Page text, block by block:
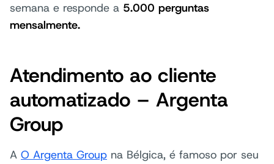
semana e responde a 5.000 perguntas
mensalmente.
Atendimento ao cliente
automatizado – Argenta
Group
A O Argenta Group na Bélgica, é famoso por seu